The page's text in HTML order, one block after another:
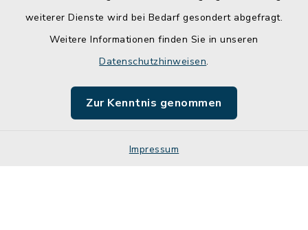
weiterer Dienste wird bei Bedarf gesondert abgefragt.
Weitere Informationen finden Sie in unseren
Datenschutzhinweisen.
Zur Kenntnis genommen
Impressum
Barrierefreiheit
Impressum
Sitemap